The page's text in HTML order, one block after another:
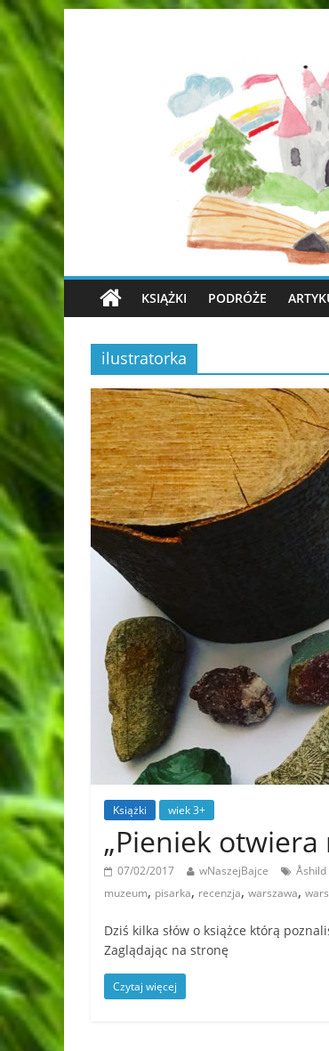
KSIĄŻKI PODRÓŻE
ilustratorka
Książki wiek 3+
„Pieniek otwiera
07/02/2017 wNaszejBajce Åshild
muzeum, pisarka, recenzja, warszawa,
Dziś kilka słów o książce którą
Zaglądając na stronę
Czytaj więcej